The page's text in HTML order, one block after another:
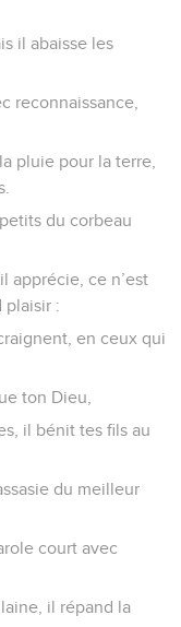
il abaisse les
reconnaissance,
pluie pour la terre,
du corbeau
apprécie, ce n’est
plaisir :
en ceux qui
ton Dieu,
il bénit tes fils au
du meilleur
court avec
il répand la